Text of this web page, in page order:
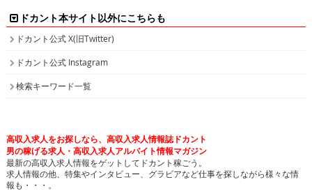
ドカント本サイト以外にこちらも
ドカント公式 X(旧Twitter)
ドカント公式 Instagram
検索キーワード一覧
高収入求人をお探しなら、高収入求人情報誌ドカント
男の稼げる求人・高収入求人アルバイト情報マガジン
最新の高収入求人情報をゲットしてドカント稼ごう。
求人情報の他、特集やインタビュー、グラビアなど仕事を探しながら様々な情
報も・・・。